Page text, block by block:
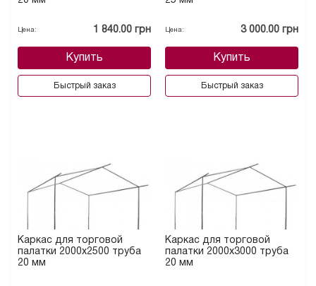
Цена: 1 840.00 грн
Купить
Быстрый заказ
Цена: 3 000.00 грн
Купить
Быстрый заказ
Каркас для торговой
палатки 2000х2500 труба
20 мм
Каркас для торговой
палатки 2000х3000 труба
20 мм